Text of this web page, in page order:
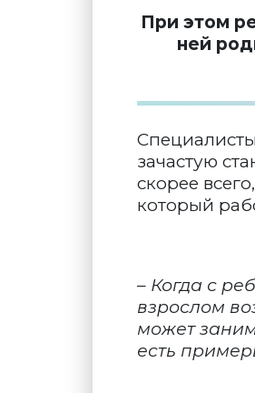
При этом
ней
зачастую
скорее
который
– Когда с
взрослом
может
есть